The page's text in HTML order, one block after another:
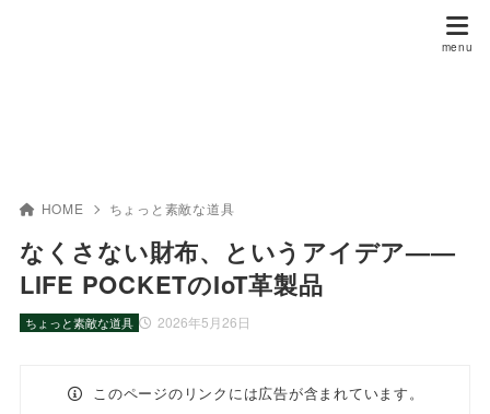
HOME ちょっと素敵な道具
なくさない財布、というアイデア——
LIFE POCKETのIoT革製品
2026年5月26日
ちょっと素敵な道具
このページのリンクには広告が含まれています。